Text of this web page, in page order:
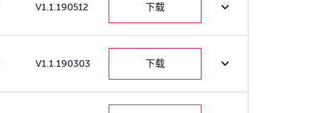
V1.1.190512 下载
V1.1.190303 下载